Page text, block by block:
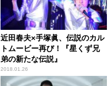
近田春夫×手塚眞、伝説のカル
トムービー再び！『星くず兄
弟の新たな伝説』
2018.01.26